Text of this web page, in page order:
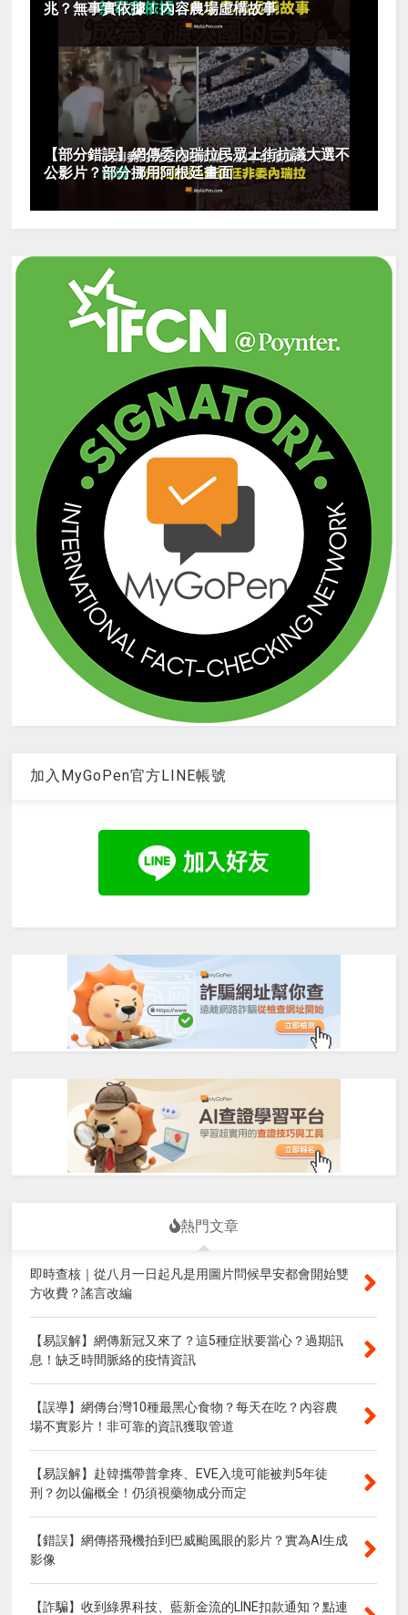
兆？無事實依據！內容農場虛構故事
【部分錯誤】網傳委內瑞拉民眾上街抗議大選不
公影片？部分挪用阿根廷畫面
加入MyGoPen官方LINE帳號
熱門文章
即時查核｜從八月一日起凡是用圖片問候早安都會開始雙
方收費？謠言改編
【易誤解】網傳新冠又來了？這5種症狀要當心？過期訊
息！缺乏時間脈絡的疫情資訊
【誤導】網傳台灣10種最黑心食物？每天在吃？內容農
場不實影片！非可靠的資訊獲取管道
【易誤解】赴韓攜帶普拿疼、EVE入境可能被判5年徒
刑？勿以偏概全！仍須視藥物成分而定
【錯誤】網傳搭飛機拍到巴威颱風眼的影片？實為AI生成
影像
【詐騙】收到綠界科技、藍新金流的LINE扣款通知？點連